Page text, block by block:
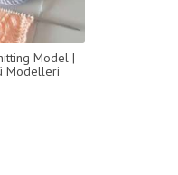
Model |
Modelleri